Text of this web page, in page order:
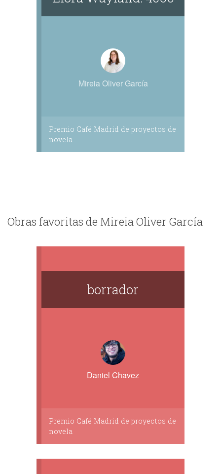
Mireia Oliver García
Premio Café Madrid de proyectos de
novela
Obras favoritas de Mireia Oliver García
borrador
Daniel Chavez
Premio Café Madrid de proyectos de
novela